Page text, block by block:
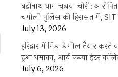
बद्रीनाथ धाम चढ़ावा चोरी:
चमोली पुलिस की हिरासत में,
July 13, 2026
हरिद्वार में मिड-डे मील तैयार
हुआ धमाका, आर्य कन्या इंटर
July 6, 2026